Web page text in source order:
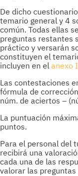
De dicho
temario general y 4
común. Todas ellas
preguntas restantes
práctico y versarán
constituyen el
incluyen en el anexo
Las contestaciones
fórmula de
núm. de aciertos –
La puntuación
puntos.
Para el personal del
recibirá una
cada una de las
valorar las